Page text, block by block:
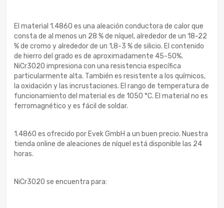
El material 1.4860 es una aleación conductora de calor que
consta de al menos un 28 % de níquel, alrededor de un 18-22
% de cromo y alrededor de un 1,8-3 % de silicio. El contenido
de hierro del grado es de aproximadamente 45-50%.
NiCr3020 impresiona con una resistencia específica
particularmente alta. También es resistente a los químicos,
la oxidación y las incrustaciones. El rango de temperatura de
funcionamiento del material es de 1050 °C. El material no es
ferromagnético y es fácil de soldar.
1.4860 es ofrecido por Evek GmbH a un buen precio. Nuestra
tienda online de aleaciones de níquel está disponible las 24
horas.
NiCr3020 se encuentra para: